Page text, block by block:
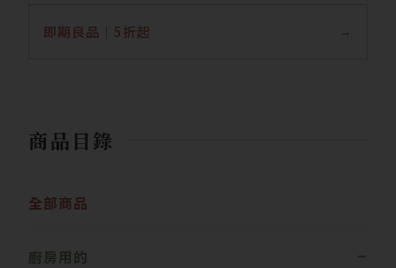
即期良品｜5折起
商品目錄
全部商品
廚房用的